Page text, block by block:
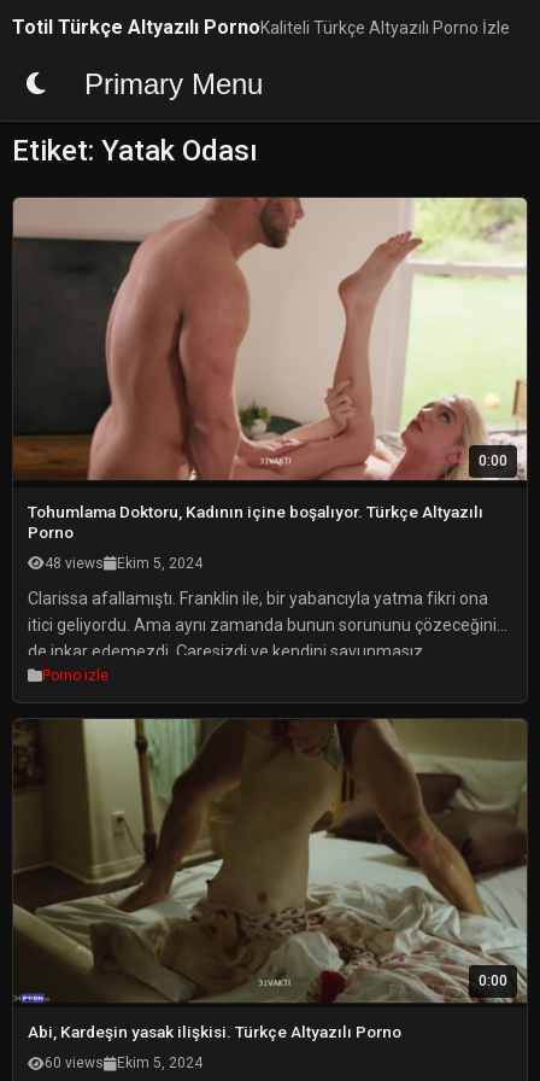
Totil Türkçe Altyazılı PornoKaliteli Türkçe Altyazılı Porno İzle
Primary Menu
Etiket: Yatak Odası
0:00
Tohumlama Doktoru, Kadının içine boşalıyor. Türkçe Altyazılı
Porno
48 views Ekim 5, 2024
Clarissa afallamıştı. Franklin ile, bir yabancıyla yatma fikri ona
itici geliyordu. Ama aynı zamanda bunun sorununu çözeceğini
de inkar edemezdi. Çaresizdi ve kendini savunmasız
hissediyordu ve ne kadar çadequate düşünürse, fikir o kadar az
çılgınca geliyordu. Clarissa sonsuzluk gibi gelen bir sürenin
ardından sonunda kararını verdi. Franklin’in teklifini kabul etti ve
hemen yatak odasına geçtiler. […]
Porno izle
0:00
Abi, Kardeşin yasak ilişkisi. Türkçe Altyazılı Porno
60 views Ekim 5, 2024